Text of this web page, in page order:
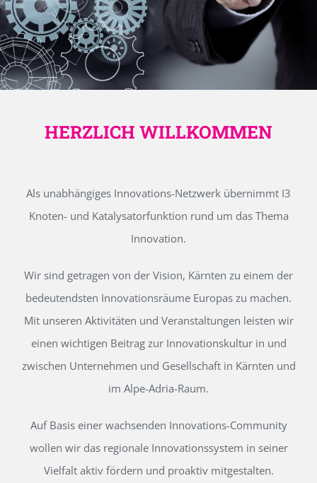
HERZLICH WILLKOMMEN
Als unabhängiges Innovations-Netzwerk übernimmt I3
Knoten- und Katalysatorfunktion rund um das Thema
Innovation.
Wir sind getragen von der Vision, Kärnten zu einem der
bedeutendsten Innovationsräume Europas zu machen.
Mit unseren Aktivitäten und Veranstaltungen leisten wir
einen wichtigen Beitrag zur Innovationskultur in und
zwischen Unternehmen und Gesellschaft in Kärnten und
im Alpe-Adria-Raum.
Auf Basis einer wachsenden Innovations-Community
wollen wir das regionale Innovationssystem in seiner
Vielfalt aktiv fördern und proaktiv mitgestalten.